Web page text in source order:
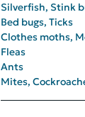
Silverfish, Stink
Bed bugs, Ticks
Clothes moths,
Fleas
Ants
Mites,